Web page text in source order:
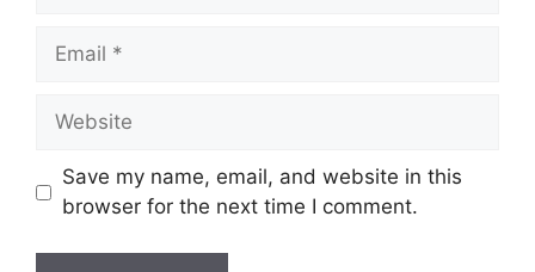
Email
Website
Save my name, email, and website in this
browser for the next time I comment.